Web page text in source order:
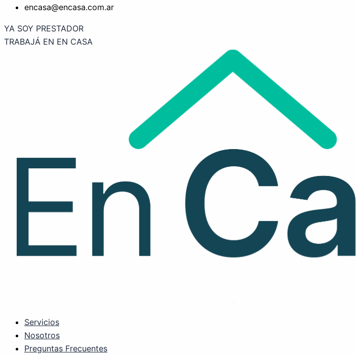
encasa@encasa.com.ar
YA SOY PRESTADOR
TRABAJÁ EN EN CASA
Servicios
Nosotros
Preguntas Frecuentes